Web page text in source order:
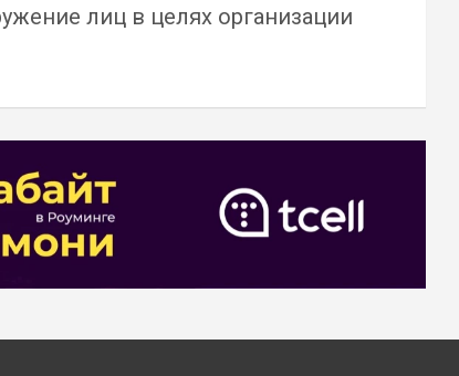
лиц в целях организации